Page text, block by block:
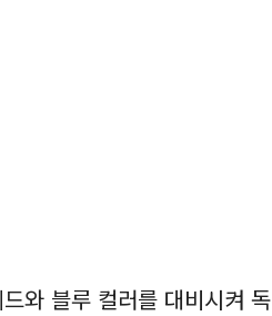
와 블루 컬러를 대비시켜 독